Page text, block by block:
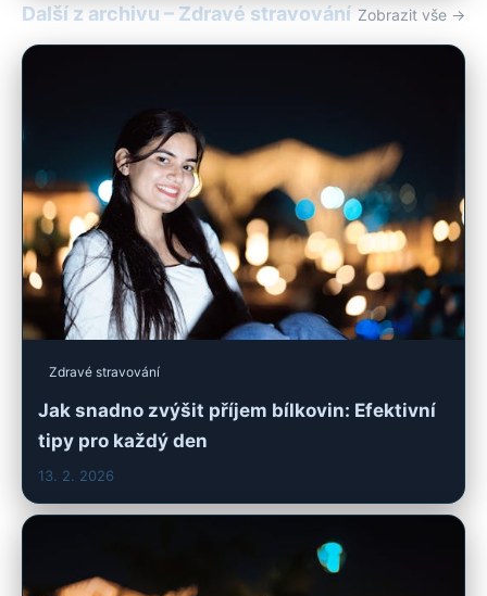
Další z archivu – Zdravé stravování Zobrazit vše →
Zdravé stravování
Jak snadno zvýšit příjem bílkovin: Efektivní
tipy pro každý den
13. 2. 2026